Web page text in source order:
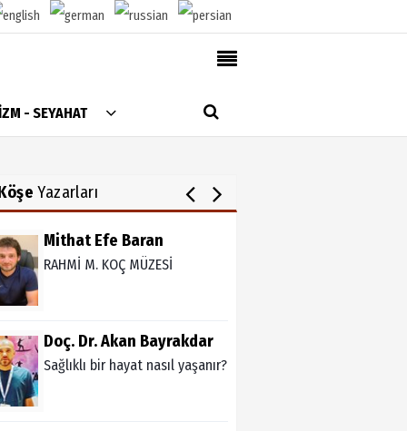
- SEYAHAT
AlanyaTime TV
Moovit
Yazarları
Ali Şanlı
Julia Alaettinoglu
Mithat Efe Baran
RAHMİ M. KOÇ MÜZESİ
Doç. Dr. Akan Bayrakdar
Sağlıklı bir hayat nasıl yaşanır?